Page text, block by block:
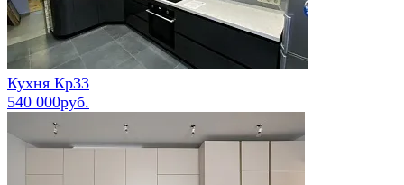
Кухня Кр33
540 000руб.